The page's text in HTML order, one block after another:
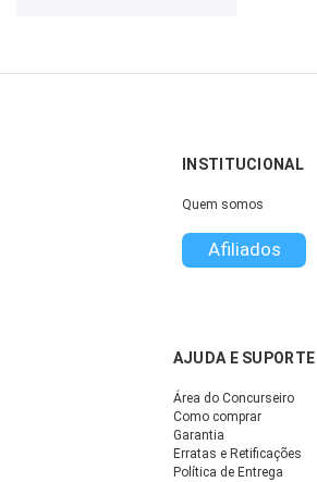
INSTITUCIONAL
Quem somos
Afiliados
AJUDA E SUPORTE
Área do Concurseiro
Como comprar
Garantia
Erratas e Retificações
Política de Entrega